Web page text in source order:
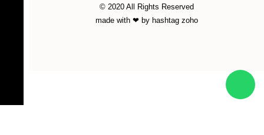
© 2020 All Rights Reserved
made with ❤ by hashtag zoho